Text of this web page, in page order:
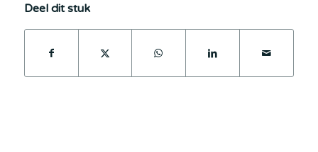
Deel dit stuk